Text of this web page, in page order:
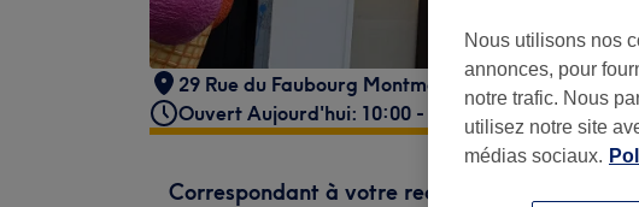
29 Rue du Faubourg Montmartre, Paris, 75009
Ouvert Aujourd'hui: 10:00 - 20:00
Correspondant à votre recherche
Nous utilisons nos
annonces, pour
notre trafic. Nous
utilisez notre site
médias sociaux.